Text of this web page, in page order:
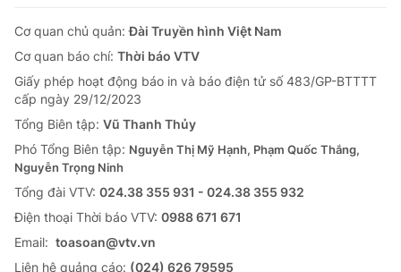
Cơ quan chủ quản:Đài Truyền hình Việt Nam
Cơ quan báo chí: Thời báo VTV
Giấy phép hoạt động báo in và báo điện tử số 483/GP-BTTTT
cấp ngày 29/12/2023
Tổng Biên tập: Vũ Thanh Thủy
Phó Tổng Biên tập: Nguyễn Thị Mỹ Hạnh, Phạm Quốc Thắng,
Nguyễn Trọng Ninh
Tổng đài VTV: 024.38 355 931 - 024.38 355 932
Ðiện thoại Thời báo VTV: 0988 671 671
Email: toasoan@vtv.vn
Liên hệ quảng cáo: (024) 626 79595